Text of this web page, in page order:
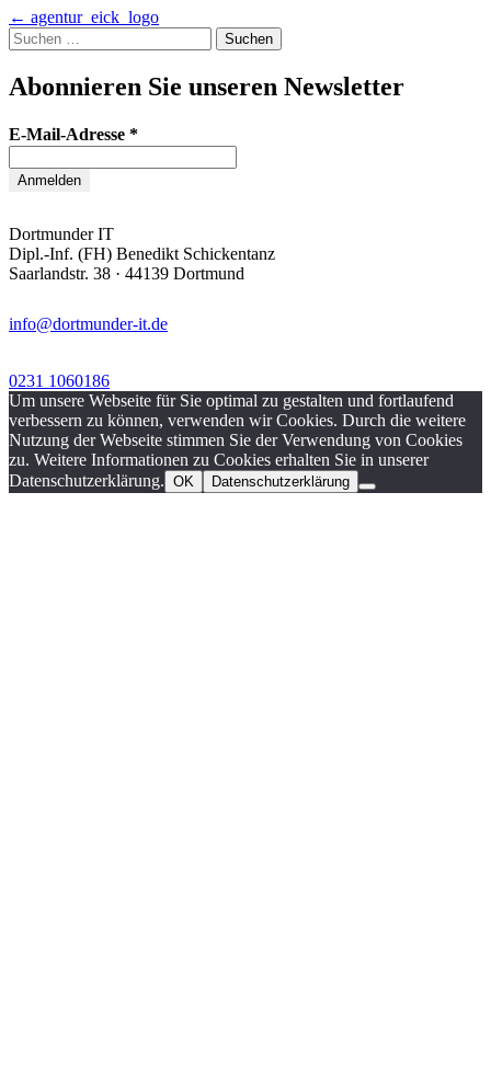
Artikel-
Navigation
← agentur_eick_logo
Suchen
nach:
Abonnieren Sie unseren Newsletter
E-Mail-Adresse *
Dortmunder IT
Dipl.-Inf. (FH) Benedikt Schickentanz
Saarlandstr. 38 · 44139 Dortmund
info@dortmunder-it.de
0231 1060186
Um unsere Webseite für Sie optimal zu gestalten und fortlaufend
verbessern zu können, verwenden wir Cookies. Durch die weitere
Nutzung der Webseite stimmen Sie der Verwendung von Cookies
zu. Weitere Informationen zu Cookies erhalten Sie in unserer
Datenschutzerklärung. OK Datenschutzerklärung